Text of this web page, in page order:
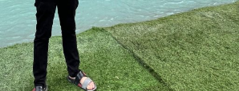
Pinterest
Telegram